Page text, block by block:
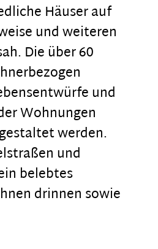
Häuser auf
und weiteren
Die über 60
und
Wohnungen
werden.
und
belebtes
drinnen sowie